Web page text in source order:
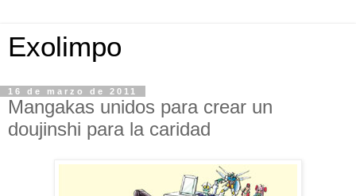
Exolimpo
16 de marzo de 2011
Mangakas unidos para crear un
doujinshi para la caridad